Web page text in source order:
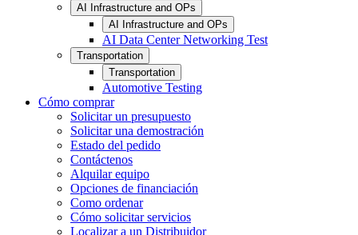
AI Infrastructure and OPs
AI Infrastructure and OPs
AI Data Center Networking Test
Transportation
Transportation
Automotive Testing
Cómo comprar
Solicitar un presupuesto
Solicitar una demostración
Estado del pedido
Contáctenos
Alquilar equipo
Opciones de financiación
Como ordenar
Cómo solicitar servicios
Localizar a un Distribuidor